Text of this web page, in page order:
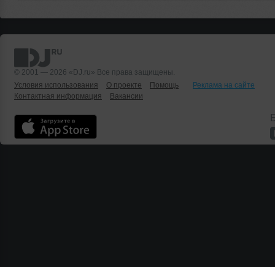
© 2001 — 2026 «DJ.ru» Все права защищены.
Условия использования
О проекте Помощь
Реклама на сайте
Контактная информация
Вакансии